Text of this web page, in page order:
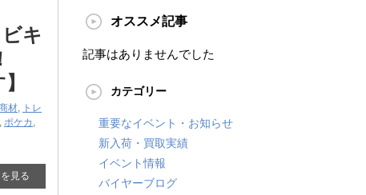
キ
材, トレ
, ポケカ ,
見る
オススメ記事
記事はありませんでした
カテゴリー
重要なイベント・お知らせ
新入荷・買取実績
イベント情報
バイヤーブログ